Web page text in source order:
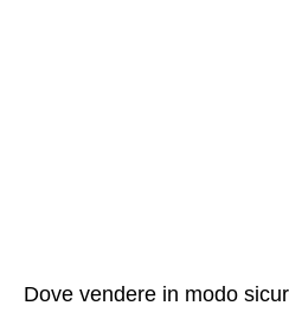
Dove vendere in modo